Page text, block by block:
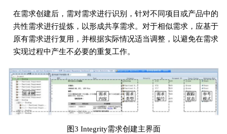
在需求创建后，需对需求进行识别，针对不同项目或产品中的
共性需求进行提炼，以形成共享需求。对于相似需求，应基于
原有需求进行复用，并根据实际情况适当调整，以避免在需求
实现过程中产生不必要的重复工作。
图3 Integrity需求创建主界面